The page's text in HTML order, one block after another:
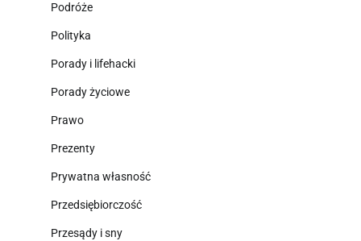
Podróże
Polityka
Porady i lifehacki
Porady życiowe
Prawo
Prezenty
Prywatna własność
Przedsiębiorczość
Przesądy i sny